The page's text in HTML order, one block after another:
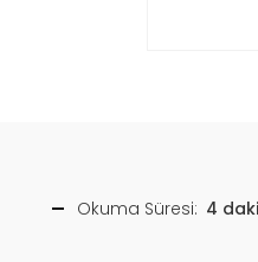
Okuma Süresi: 4